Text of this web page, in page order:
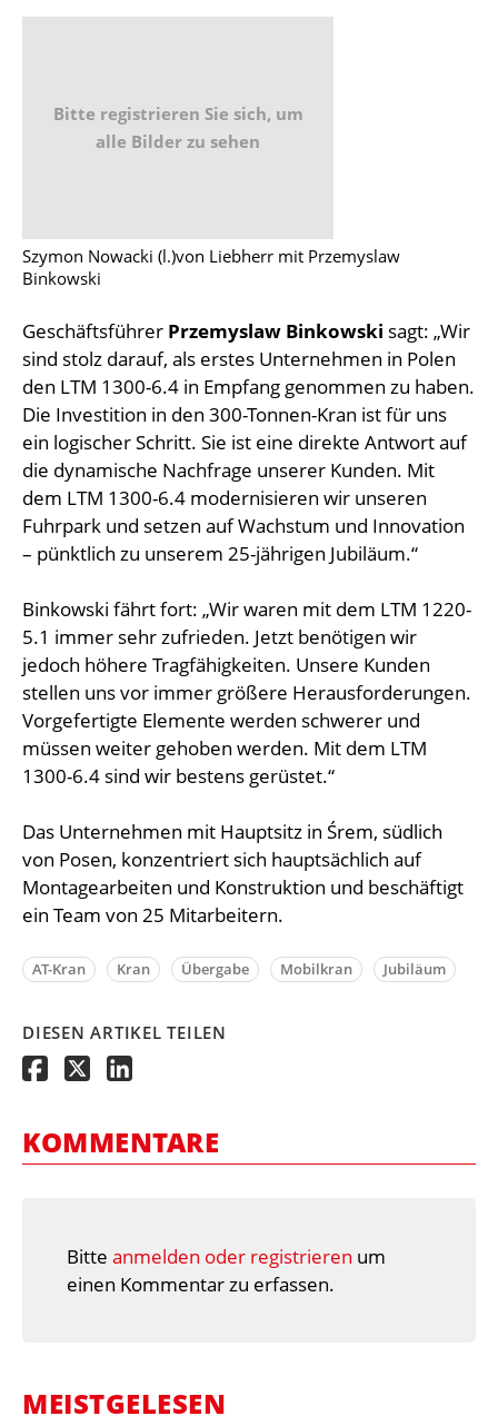
Bitte registrieren Sie sich, um
alle Bilder zu sehen
Szymon Nowacki (l.)von Liebherr mit Przemyslaw
Binkowski
Geschäftsführer Przemyslaw Binkowski sagt: „Wir
sind stolz darauf, als erstes Unternehmen in Polen
den LTM 1300-6.4 in Empfang genommen zu haben.
Die Investition in den 300-Tonnen-Kran ist für uns
ein logischer Schritt. Sie ist eine direkte Antwort auf
die dynamische Nachfrage unserer Kunden. Mit
dem LTM 1300-6.4 modernisieren wir unseren
Fuhrpark und setzen auf Wachstum und Innovation
– pünktlich zu unserem 25-jährigen Jubiläum.“
Binkowski fährt fort: „Wir waren mit dem LTM 1220-
5.1 immer sehr zufrieden. Jetzt benötigen wir
jedoch höhere Tragfähigkeiten. Unsere Kunden
stellen uns vor immer größere Herausforderungen.
Vorgefertigte Elemente werden schwerer und
müssen weiter gehoben werden. Mit dem LTM
1300-6.4 sind wir bestens gerüstet.“
Das Unternehmen mit Hauptsitz in Śrem, südlich
von Posen, konzentriert sich hauptsächlich auf
Montagearbeiten und Konstruktion und beschäftigt
ein Team von 25 Mitarbeitern.
AT-Kran Kran Übergabe Mobilkran Jubiläum
DIESEN ARTIKEL TEILEN
KOMMENTARE
Bitte anmelden oder registrieren um
einen Kommentar zu erfassen.
MEISTGELESEN